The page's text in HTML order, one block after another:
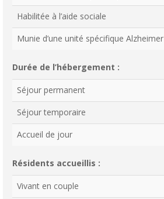
Habilitée à l’aide sociale
Munie d’une unité spécifique Alzheimer
Durée de l’hébergement :
Séjour permanent
Séjour temporaire
Accueil de jour
Résidents accueillis :
Vivant en couple